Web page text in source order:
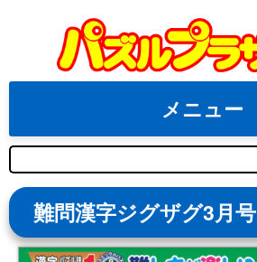
content
メニュー
検
索
難問漢字ジグザグ3月号